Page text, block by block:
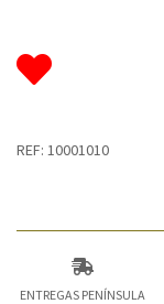
REF: 10001010
ENTREGAS PENÍNSULA